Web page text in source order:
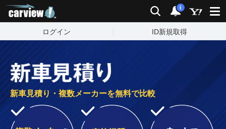
検索 通知
i
ログイン ID新規取得
新車見積り・複数メーカーを無料で比較